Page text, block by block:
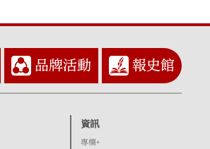
品牌活動 報史館
資訊
專欄+